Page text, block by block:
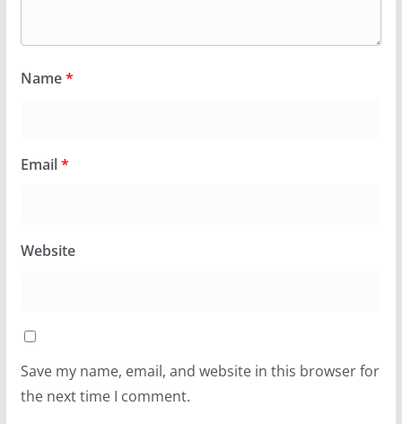
Name*
Email*
Website
Save my name, email, and website in this browser for
the next time I comment.